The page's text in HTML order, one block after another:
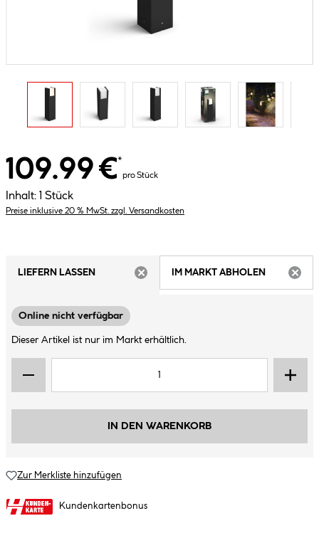
109.99 €*
pro Stück
Inhalt: 1 Stück
Preise inklusive 20 % MwSt. zzgl. Versandkosten
LIEFERN LASSEN
IM MARKT ABHOLEN
Online nicht verfügbar
Dieser Artikel ist nur im Markt erhältlich.
IN DEN WARENKORB
Zur Merkliste hinzufügen
Kundenkartenbonus